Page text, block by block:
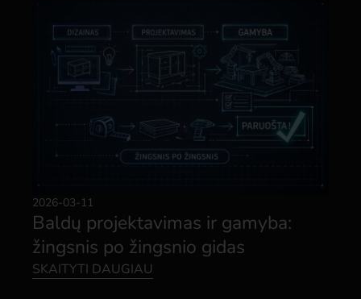
2026-03-11
Baldų projektavimas ir gamyba:
žingsnis po žingsnio gidas
SKAITYTI DAUGIAU